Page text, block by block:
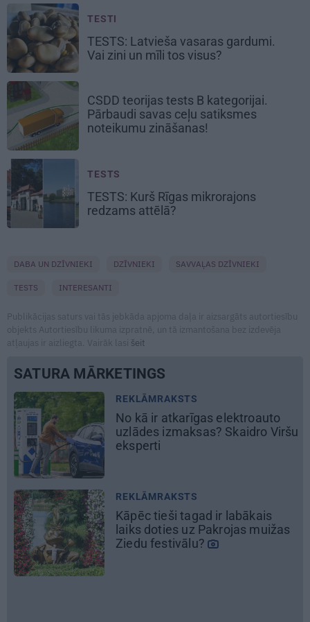
TESTI
TESTS: Latvieša vasaras gardumi.
Vai zini un mīli tos visus?
CSDD teorijas tests B kategorijai.
Pārbaudi savas ceļu satiksmes
noteikumu zināšanas!
TESTS
TESTS: Kurš Rīgas mikrorajons
redzams attēlā?
DABA UN DZĪVNIEKI DZĪVNIEKI SAVVAĻAS DZĪVNIEKI
TESTS INTERESANTI
Publikācijas saturs vai tās jebkāda apjoma daļa ir aizsargāts autortiesību
objekts Autortiesību likuma izpratnē, un tā izmantošana bez izdevēja
atļaujas ir aizliegta. Vairāk lasi šeit
SATURA MĀRKETINGS
REKLĀMRAKSTS
Pieaugušo dzimšanas diena
Rīgā, idejas atmiņā paliekošām
svinībām
REKLĀMRAKSTS
Matu otrais cēliens